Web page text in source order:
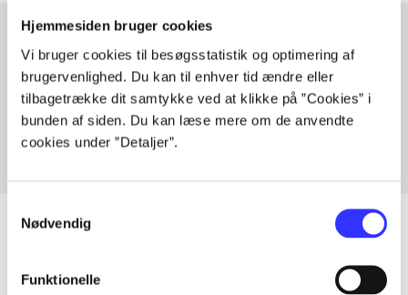
Hjemmesiden bruger cookies
Vi bruger cookies til besøgsstatistik og optimering af
brugervenlighed. Du kan til enhver tid ændre eller
tilbagetrække dit samtykke ved at klikke på ”Cookies” i
bunden af siden. Du kan læse mere om de anvendte
cookies under ”Detaljer”.
Nødvendig
Funktionelle
Artikler med samme emner
Fra
Artikler